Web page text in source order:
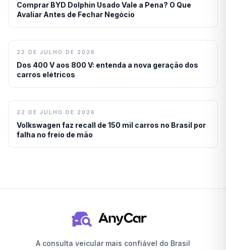
Comprar BYD Dolphin Usado Vale a Pena? O Que
Avaliar Antes de Fechar Negócio
22 DE JULHO DE 2026
Dos 400 V aos 800 V: entenda a nova geração dos
carros elétricos
22 DE JULHO DE 2026
Volkswagen faz recall de 150 mil carros no Brasil por
falha no freio de mão
A consulta veicular mais confiável do Brasil